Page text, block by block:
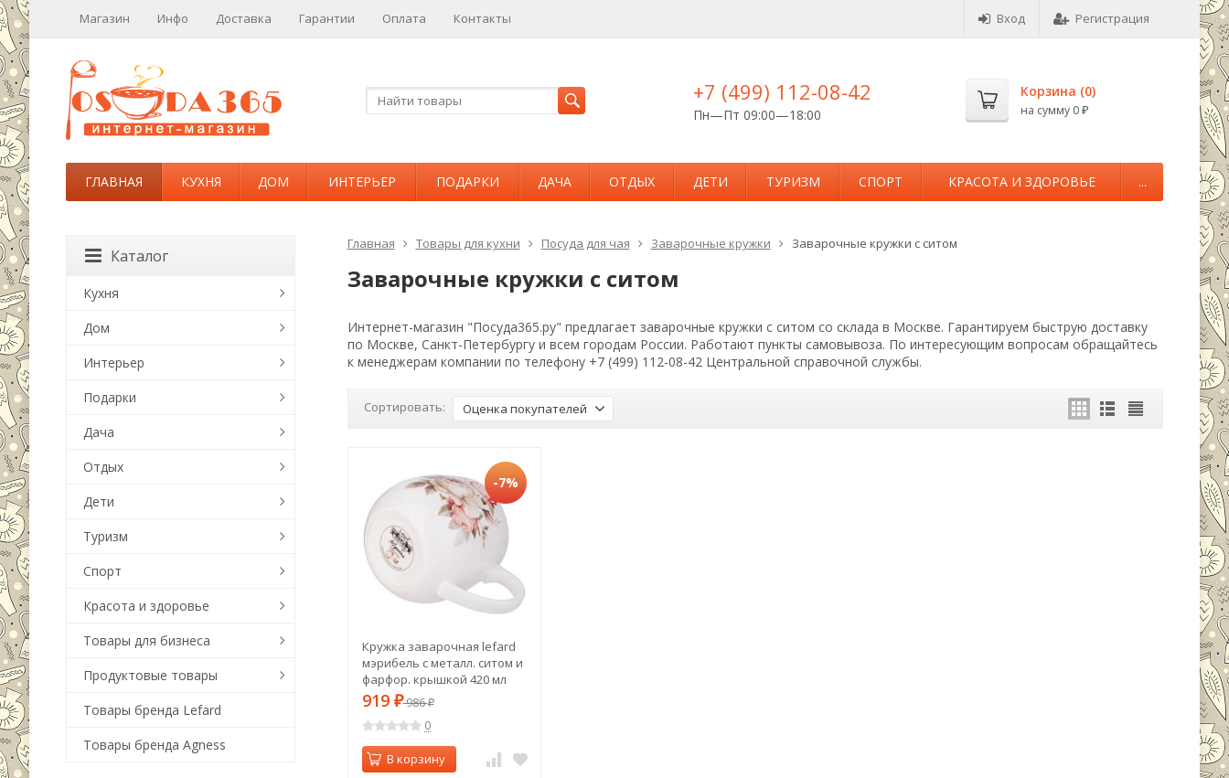
Магазин Инфо Доставка Гарантии Оплата Контакты Вход Регистрация
+7 (499) 112-08-42
Пн—Пт 09:00—18:00
Корзина (0)
на сумму 0 ₽
ГЛАВНАЯ КУХНЯ ДОМ ИНТЕРЬЕР ПОДАРКИ ДАЧА ОТДЫХ ДЕТИ ТУРИЗМ СПОРТ КРАСОТА И ЗДОРОВЬЕ ...
Главная Товары для кухни Посуда для чая Заварочные кружки Заварочные кружки с ситом
Заварочные кружки с ситом
Интернет-магазин "Посуда365.ру" предлагает заварочные кружки с ситом со склада в Москве. Гарантируем быструю доставку
по Москве, Санкт-Петербургу и всем городам России. Работают пункты самовывоза. По интересующим вопросам обращайтесь
к менеджерам компании по телефону +7 (499) 112-08-42 Центральной справочной службы.
Сортировать: Оценка покупателей
-7%
Кружка заварочная lefard
мэрибель с металл. ситом и
фарфор. крышкой 420 мл
Lefard (87-284)
919 ₽986₽
0
В корзину
Каталог
Кухня
Дом
Интерьер
Подарки
Дача
Отдых
Дети
Туризм
Спорт
Красота и здоровье
Товары для бизнеса
Продуктовые товары
Товары бренда Lefard
Товары бренда Agness